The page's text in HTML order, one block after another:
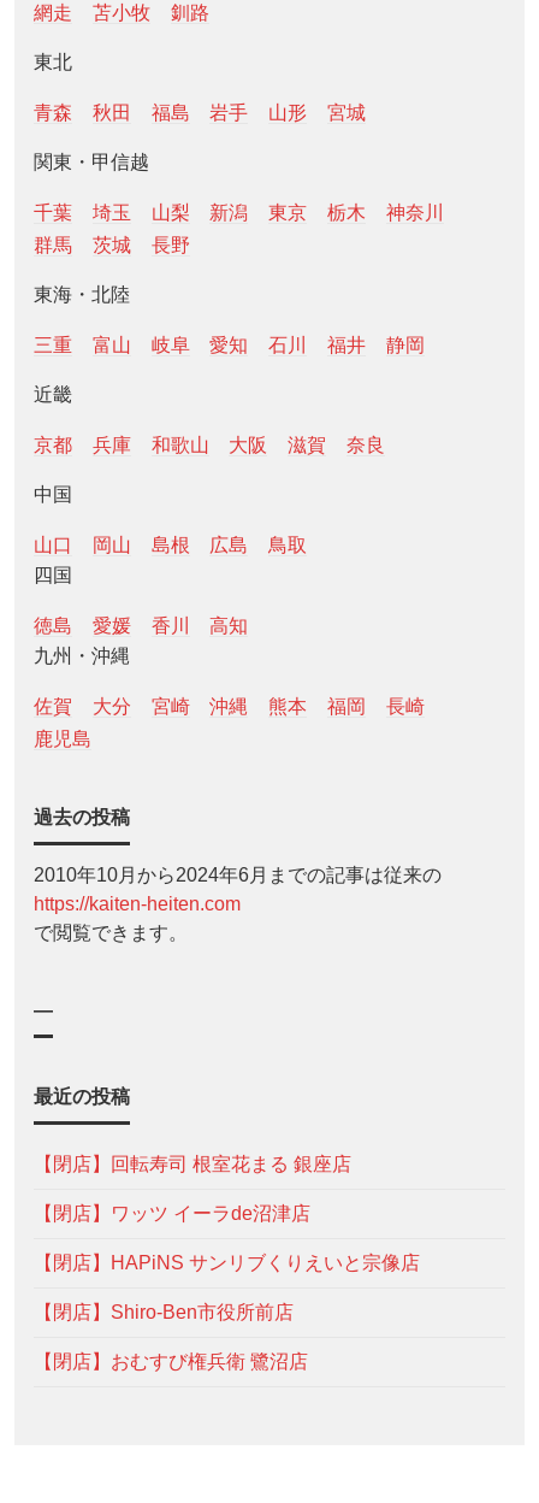
網走
苫小牧 釧路
東北
青森 秋田 福島 岩手 山形 宮城
関東・甲信越
千葉 埼玉 山梨 新潟 東京 栃木
神奈川
群馬
茨城 長野
東海・北陸
三重 富山 岐阜 愛知 石川 福井 静岡
近畿
京都 兵庫 和歌山 大阪 滋賀 奈良
中国
山口 岡山 島根 広島
鳥取
四国
徳島 愛媛 香川
高知
九州・沖縄
佐賀 大分 宮崎 沖縄 熊本 福岡
長崎
鹿児島
過去の投稿
2010年10月から2024年6月までの記事は従来の
https://kaiten-heiten.com
で閲覧できます。
—
最近の投稿
【閉店】回転寿司 根室花まる 銀座店
【閉店】ワッツ イーラde沼津店
【閉店】HAPiNS サンリブくりえいと宗像店
【閉店】Shiro-Ben市役所前店
【閉店】おむすび権兵衛 鷺沼店